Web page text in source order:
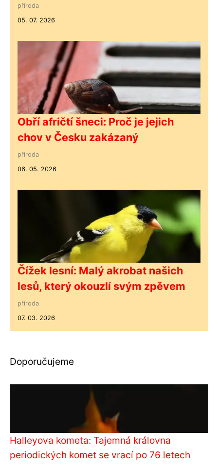
příroda
05. 07. 2026
Obří afričtí šneci: Proč je jejich
chov v Česku zakázaný
příroda
06. 05. 2026
Čížek lesní: Malý akrobat našich
lesů, který okouzlí svým zpěvem
příroda
07. 03. 2026
Doporučujeme
Halleyova kometa: Tajemná královna
periodických komet se vrací po 76 letech